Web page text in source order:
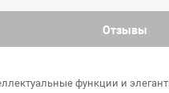
Отзывы
функции и